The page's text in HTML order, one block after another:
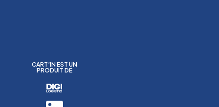
CART’IN EST UN
PRODUIT DE